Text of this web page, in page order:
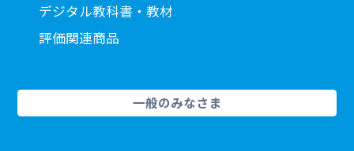
デジタル教科書・教材
評価関連商品
一般のみなさま